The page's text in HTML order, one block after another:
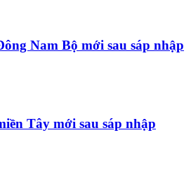
Nam Bộ mới sau sáp nhập
Tây mới sau sáp nhập